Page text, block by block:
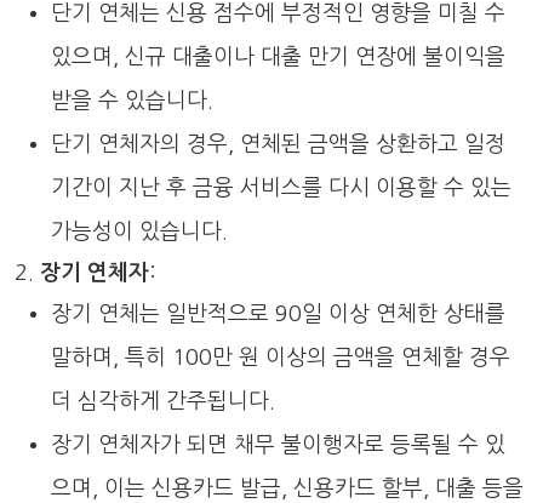
단기 연체는 신용 점수에 부정적인 영향을 미칠 수
있으며, 신규 대출이나 대출 만기 연장에 불이익을
받을 수 있습니다.
단기 연체자의 경우, 연체된 금액을 상환하고 일정
기간이 지난 후 금융 서비스를 다시 이용할 수 있는
가능성이 있습니다.
장기 연체자:
장기 연체는 일반적으로 90일 이상 연체한 상태를
말하며, 특히 100만 원 이상의 금액을 연체할 경우
더 심각하게 간주됩니다.
장기 연체자가 되면 채무 불이행자로 등록될 수 있
으며, 이는 신용카드 발급, 신용카드 할부, 대출 등을